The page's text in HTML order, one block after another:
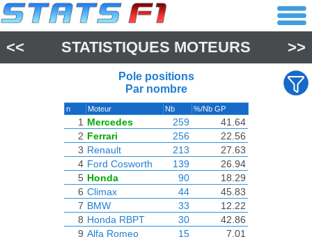
<< STATISTIQUES MOTEURS >>
Pole positions
Par nombre
n Moteur Nb %/Nb GP
1 Mercedes 259
41.64
2 Ferrari 256
22.56
3 Renault 213
27.63
4 Ford Cosworth 139
26.94
5 Honda 90
18.29
6 Climax 44
45.83
7 BMW 33
12.22
8 Honda RBPT 30
42.86
9 Alfa Romeo 15
7.01